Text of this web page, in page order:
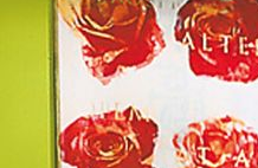
Fassade Vorher